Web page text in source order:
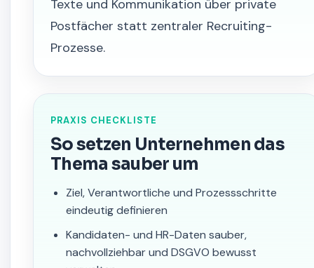
Texte und Kommunikation über private
Postfächer statt zentraler Recruiting-
Prozesse.
PRAXIS CHECKLISTE
So setzen Unternehmen das
Thema sauber um
Ziel, Verantwortliche und Prozessschritte
eindeutig definieren
Kandidaten- und HR-Daten sauber,
nachvollziehbar und DSGVO bewusst